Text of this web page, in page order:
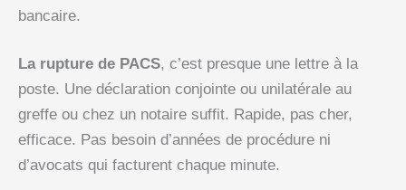
bancaire.
La rupture de PACS, c’est presque une lettre à la
poste. Une déclaration conjointe ou unilatérale au
greffe ou chez un notaire suffit. Rapide, pas cher,
efficace. Pas besoin d’années de procédure ni
d’avocats qui facturent chaque minute.